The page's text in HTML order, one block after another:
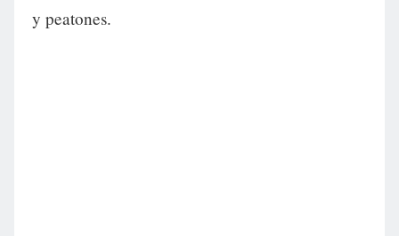
y peatones.